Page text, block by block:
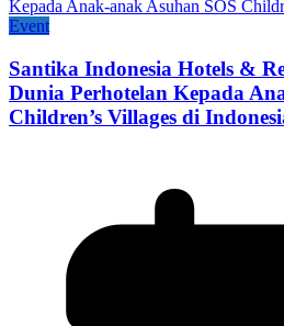
Event
Santika Indonesia Hotels &
Dunia Perhotelan Kepada
Children’s Villages di